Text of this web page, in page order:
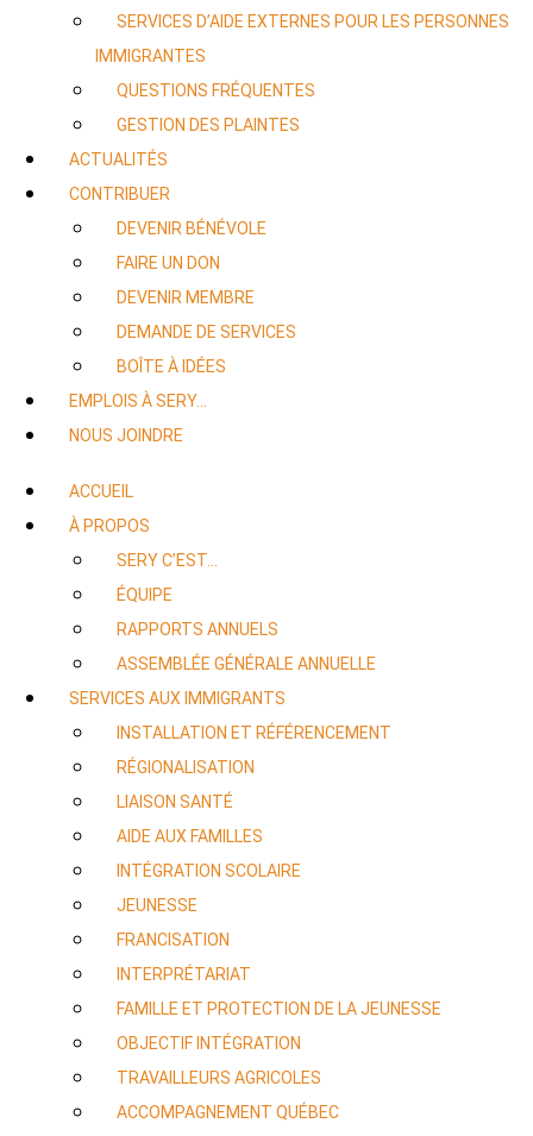
SERVICES D’AIDE EXTERNES POUR LES PERSONNES
IMMIGRANTES
QUESTIONS FRÉQUENTES
GESTION DES PLAINTES
ACTUALITÉS
CONTRIBUER
DEVENIR BÉNÉVOLE
FAIRE UN DON
DEVENIR MEMBRE
DEMANDE DE SERVICES
BOÎTE À IDÉES
EMPLOIS À SERY…
NOUS JOINDRE
ACCUEIL
À PROPOS
SERY C’EST…
ÉQUIPE
RAPPORTS ANNUELS
ASSEMBLÉE GÉNÉRALE ANNUELLE
SERVICES AUX IMMIGRANTS
INSTALLATION ET RÉFÉRENCEMENT
RÉGIONALISATION
LIAISON SANTÉ
AIDE AUX FAMILLES
INTÉGRATION SCOLAIRE
JEUNESSE
FRANCISATION
INTERPRÉTARIAT
FAMILLE ET PROTECTION DE LA JEUNESSE
OBJECTIF INTÉGRATION
TRAVAILLEURS AGRICOLES
ACCOMPAGNEMENT QUÉBEC